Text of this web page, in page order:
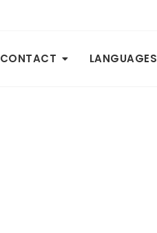
CONTACT LANGUAGES